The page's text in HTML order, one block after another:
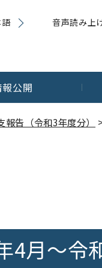
音声読み上
公開
告（令和3年度分）
4月～令